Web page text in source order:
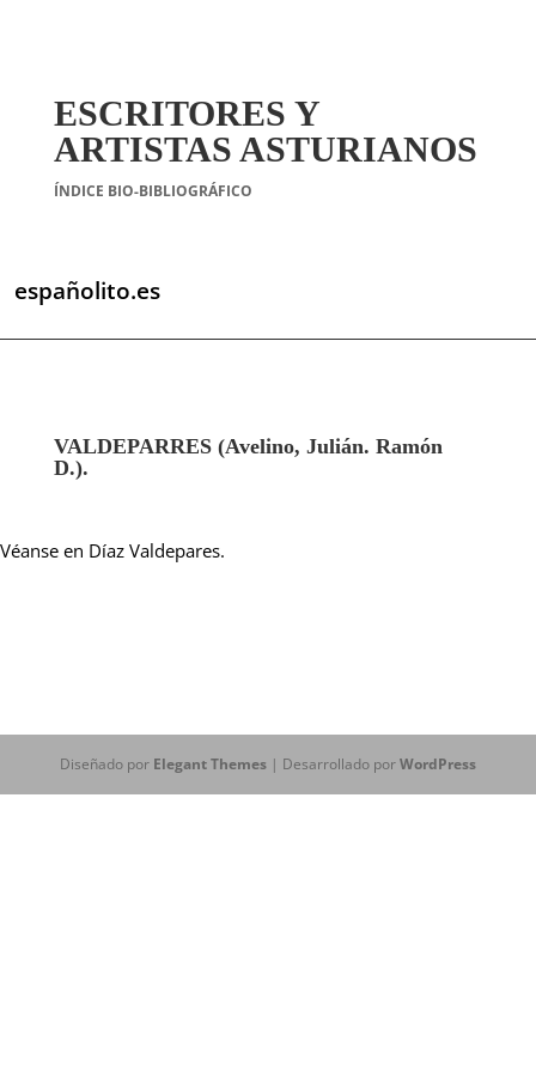
ESCRITORES Y
ARTISTAS ASTURIANOS
ÍNDICE BIO-BIBLIOGRÁFICO
españolito.es
VALDEPARRES (Avelino, Julián. Ramón
D.).
Véanse en Díaz Valdepares.
Diseñado por Elegant Themes| Desarrollado porWordPress